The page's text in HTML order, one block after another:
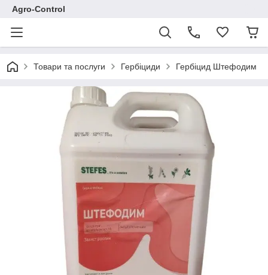
Agro-Control
Товари та послуги Гербіциди Гербіцид Штефодим